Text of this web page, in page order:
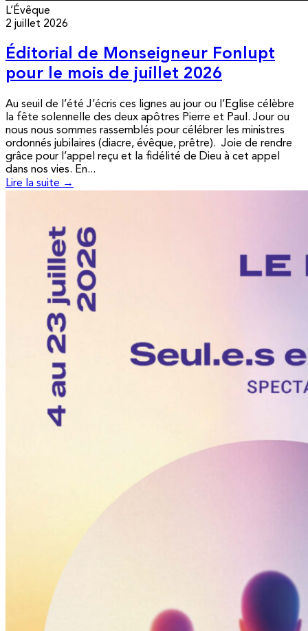
L’Évêque
2 juillet 2026
Éditorial de Monseigneur Fonlupt
pour le mois de juillet 2026
Au seuil de l’été J’écris ces lignes au jour ou l’Eglise célèbre
la fête solennelle des deux apôtres Pierre et Paul. Jour ou
nous nous sommes rassemblés pour célébrer les ministres
ordonnés jubilaires (diacre, évêque, prêtre). Joie de rendre
grâce pour l’appel reçu et la fidélité de Dieu à cet appel
dans nos vies. En...
Lire la suite →